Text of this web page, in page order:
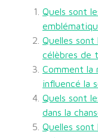
Quels sont
Quelles sont
célèbres de
Comment la
influencé la
Quels sont
dans la
Quelles sont